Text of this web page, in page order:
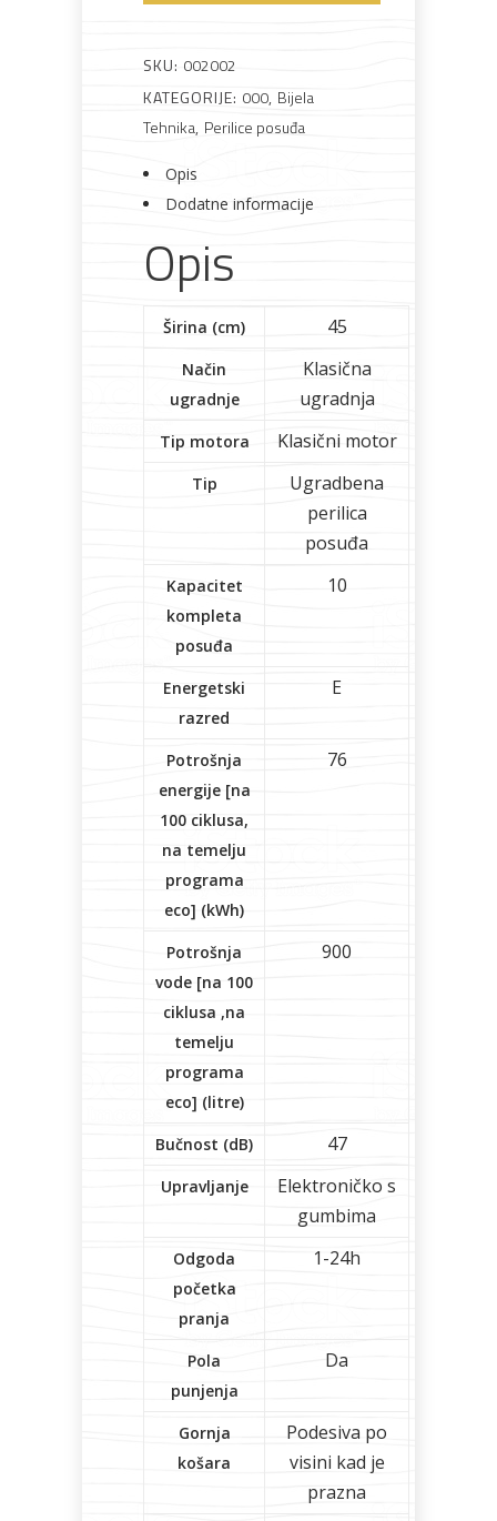
ugradbena
perilica
posuđa
SKU: 002002
KATEGORIJE: 000, Bijela
Tehnika, Perilice posuđa
Opis
Dodatne informacije
Opis
Širina (cm) 45
Način
ugradnje
Klasična
ugradnja
Tip motora Klasični motor
Tip
Ugradbena
perilica
posuđa
Kapacitet
kompleta
posuđa
10
Energetski
razred
E
Potrošnja
energije [na
100 ciklusa,
na temelju
programa
eco] (kWh)
76
Potrošnja
vode [na 100
ciklusa ,na
temelju
programa
eco] (litre)
900
Bučnost (dB) 47
Upravljanje
Elektroničko s
gumbima
Odgoda
početka
pranja
1-24h
Pola
punjenja
Da
Gornja
košara
Podesiva po
visini kad je
prazna